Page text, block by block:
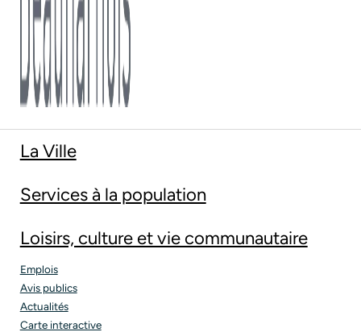
La Ville
Services à la population
Loisirs, culture et vie communautaire
Emplois
Avis publics
Actualités
Carte interactive